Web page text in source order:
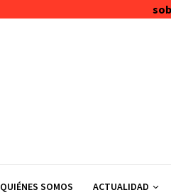
QUIÉNES SOMOS ACTUALIDAD